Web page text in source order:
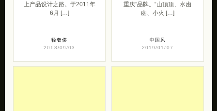
上产品设计之路。于2011年
6月 […]
轻奢侈
2018/09/03
重庆”品牌。“山顶顶、水凼
凼、小火 […]
中国风
2019/01/07